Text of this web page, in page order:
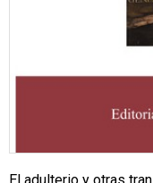
El adulterio y otras